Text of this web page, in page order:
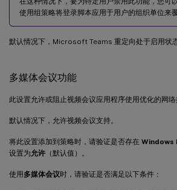
使用组策略将登录脚本应用于用户的组织单位来
默认情况下，Microsoft Teams 重定向处于启用状态
多媒体会议功能
此设置允许或阻止视频会议应用程序使用优化的网络
默认情况下，允许视频会议支持。
将此设置添加到策略时，请验证是否存在 Windows
设置为允许 （默认值）。
使用多媒体会议时，请验证是否满足以下条件：